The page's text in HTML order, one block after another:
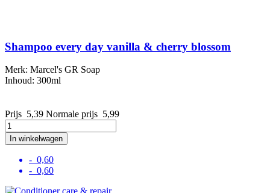
Shampoo every day vanilla & cherry blossom
Merk: Marcel's GR Soap
Inhoud: 300ml
Prijs 5,39 Normale prijs 5,99
In winkelwagen
- 0,60
- 0,60